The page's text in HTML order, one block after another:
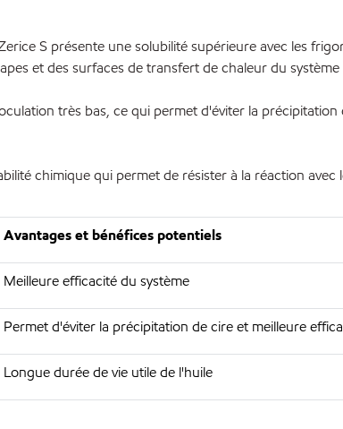
S présente une solubilité supérieure avec les
et des surfaces de transfert de chaleur du
très bas, ce qui permet d'éviter la
chimique qui permet de résister à la réaction
Avantages et bénéfices potentiels
Meilleure efficacité du système
Permet d'éviter la précipitation de cire et meilleure
Longue durée de vie utile de l'huile